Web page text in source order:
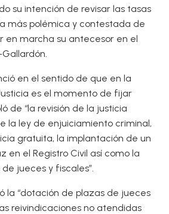
su intención de revisar las tasas
más polémica y contestada de
en marcha su antecesor en el
en el sentido de que en la
es el momento de fijar
de “la revisión de la justicia
la ley de enjuiciamiento criminal,
gratuita, la implantación de un
en el Registro Civil así como la
jueces y fiscales”.
la “dotación de plazas de jueces
reivindicaciones no atendidas